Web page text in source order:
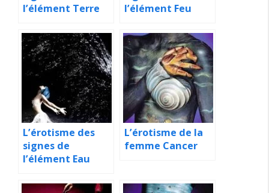
l’élément Terre
l’élément Feu
L’érotisme des
signes de
l’élément Eau
L’érotisme de la
femme Cancer